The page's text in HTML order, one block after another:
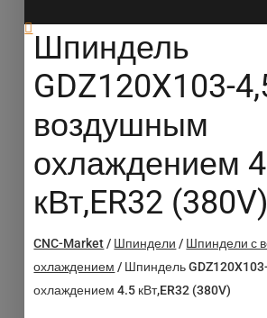
Шпиндель
GDZ120X103-
воздушным
охлаждением
кВт,ER32 (380V)
CNC-Market/ Шпиндели / Шпиндели с
охлаждением / Шпиндель
охлаждением 4.5 кВт,ER32 (380V)